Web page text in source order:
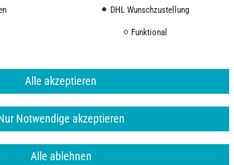
zzgl. Versandkosten
DHL Wunschzustellung
Funktional
Alle akzeptieren
Notwendige akzeptieren
Alle ablehnen